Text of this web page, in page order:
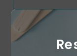
Ciseaux